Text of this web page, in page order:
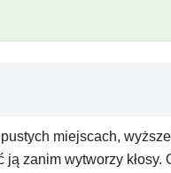
miejscach,
zanim wytworzy kłosy.